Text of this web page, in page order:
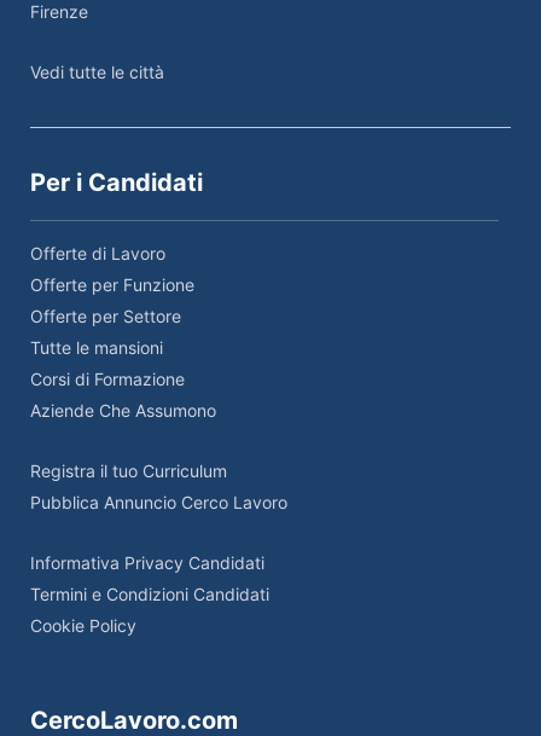
Firenze
Vedi tutte le città
Per i Candidati
Offerte di Lavoro
Offerte per Funzione
Offerte per Settore
Tutte le mansioni
Corsi di Formazione
Aziende Che Assumono
Registra il tuo Curriculum
Pubblica Annuncio Cerco Lavoro
Informativa Privacy Candidati
Termini e Condizioni Candidati
Cookie Policy
CercoLavoro.com